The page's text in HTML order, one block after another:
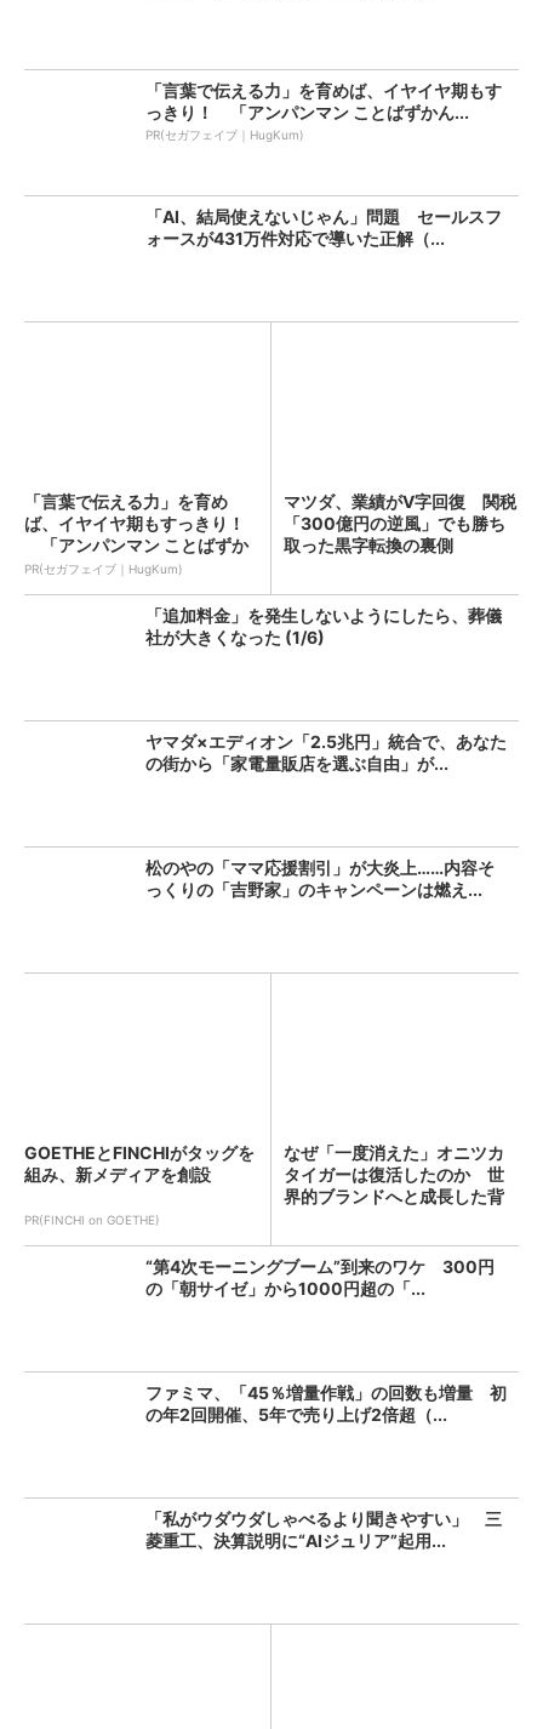
「言葉で伝える力」を育めば、イヤイヤ期もす
っきり！ 「アンパンマン ことばずかん...
PR(セガフェイブ｜HugKum)
「AI、結局使えないじゃん」問題 セールスフ
ォースが431万件対応で導いた正解（...
「言葉で伝える力」を育め
ば、イヤイヤ期もすっきり！
「アンパンマン ことばずか
ん...
PR(セガフェイブ｜HugKum)
マツダ、業績がV字回復 関税
「300億円の逆風」でも勝ち
取った黒字転換の裏側
「追加料金」を発生しないようにしたら、葬儀
社が大きくなった (1/6)
ヤマダ×エディオン「2.5兆円」統合で、あなた
の街から「家電量販店を選ぶ自由」が...
松のやの「ママ応援割引」が大炎上……内容そ
っくりの「吉野家」のキャンペーンは燃え...
GOETHEとFINCHIがタッグを
組み、新メディアを創設
PR(FINCHI on GOETHE)
なぜ「一度消えた」オニツカ
タイガーは復活したのか 世
界的ブランドへと成長した背
“第4次モーニングブーム”到来のワケ 300円
の「朝サイゼ」から1000円超の「...
ファミマ、「45％増量作戦」の回数も増量 初
の年2回開催、5年で売り上げ2倍超（...
「私がウダウダしゃべるより聞きやすい」 三
菱重工、決算説明に“AIジュリア”起用...